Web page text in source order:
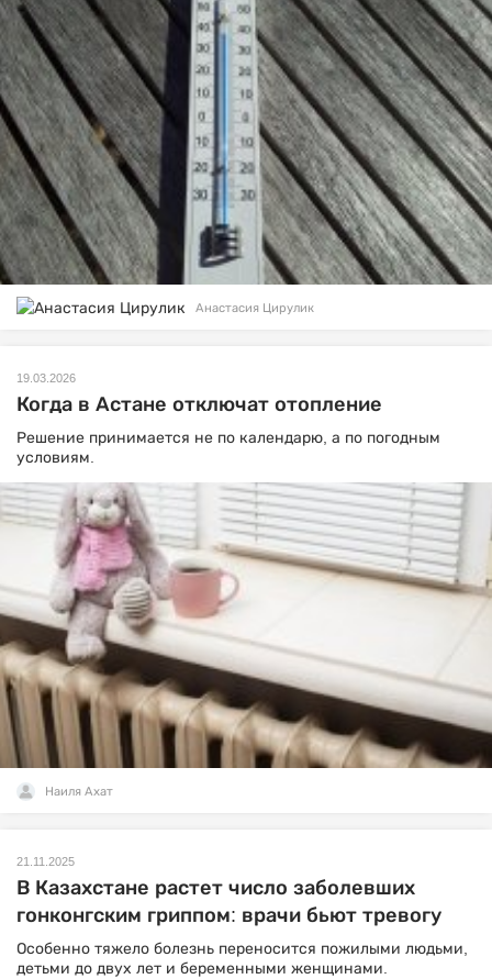
Анастасия Цирулик
19.03.2026
Когда в Астане отключат отопление
Решение принимается не по календарю, а по погодным
условиям.
Наиля Ахат
21.11.2025
В Казахстане растет число заболевших
гонконгским гриппом: врачи бьют тревогу
Особенно тяжело болезнь переносится пожилыми людьми,
детьми до двух лет и беременными женщинами.